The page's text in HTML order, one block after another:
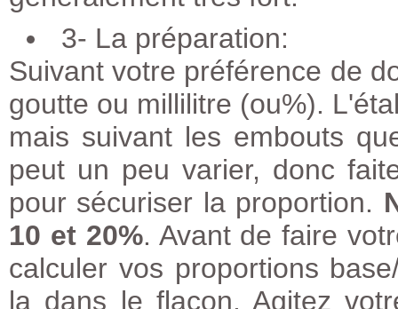
3- La préparation:
Suivant votre préférence de
goutte ou millilitre (ou%).
mais suivant les embouts
peut un peu varier, donc
pour sécuriser la proportion.
10 et 20%. Avant de faire
calculer vos proportions
la dans le flacon. Agitez